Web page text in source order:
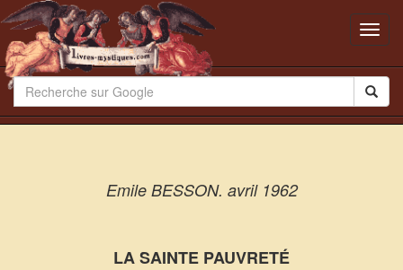
Emile BESSON. avril 1962
LA SAINTE PAUVRETÉ